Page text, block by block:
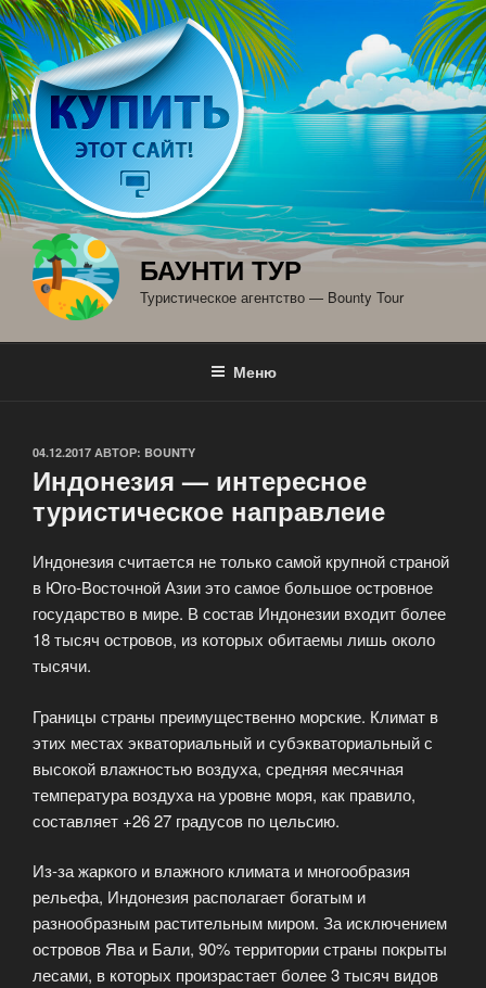
Перейти
к
содержимому
БАУНТИ ТУР
Туристическое агентство — Bounty Tour
Меню
ОПУБЛИКОВАНО
04.12.2017 АВТОР: BOUNTY
Индонезия — интересное
туристическое направлеие
Индонезия считается не только самой крупной страной
в Юго-Восточной Азии это самое большое островное
государство в мире. В состав Индонезии входит более
18 тысяч островов, из которых обитаемы лишь около
тысячи.
Границы страны преимущественно морские. Климат в
этих местах экваториальный и субэкваториальный с
высокой влажностью воздуха, средняя месячная
температура воздуха на уровне моря, как правило,
составляет +26 27 градусов по цельсию.
Из-за жаркого и влажного климата и многообразия
рельефа, Индонезия располагает богатым и
разнообразным растительным миром. За исключением
островов Ява и Бали, 90% территории страны покрыты
лесами, в которых произрастает более 3 тысяч видов